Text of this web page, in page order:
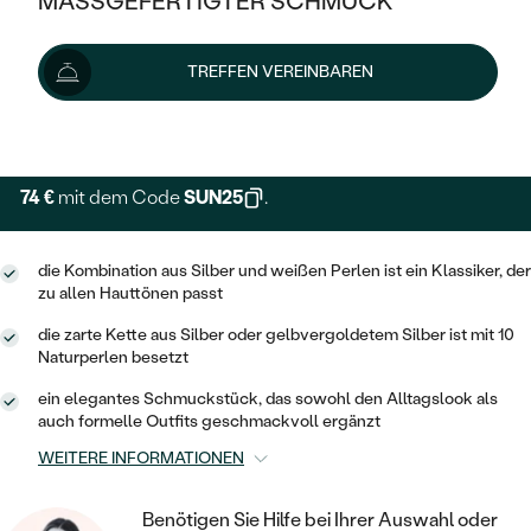
KLASSISCH
MEMOIRE
AUSSERGEWÖHNLICHE
GEHÄMMERTE
MIT MEHREREN DIAMANTEN
HALO
VINTAGE
IM SET
AUSSERGEWÖHNLICH
GESTALTE EINEN RING
WÄHLE EINEN RING
DIAMANTEN ZUM EINFASSEN
AUSVERKAUF
WENN SCHMUCK HILFT
NACH TYP
OHRRINGE
RINGE
ANHÄNGER / KETTEN
ARMBÄNDER
SCHMUCKSET
HERRENSCHMUCK
PLATIN
OHRSTECKER
CREOLEN
SOLITÄR
GOLD
SILBER
NACH STYL
SOLITÄR
ZUR GEBURT EINES KINDES
PERSONALISIERT
MIT STERNZEICHEN
MINIMALISTISCH
AUSVERKAUF
GOLD
SILBER
PLATIN
NACH STYL
MEMOIRE
TREFFEN VEREINBAREN
99 €
Schmuck ist auf Lager. Wir liefern ihn innerhalb von 24
Stunden.
74 € mit dem CodeSUN25 .
die Kombination aus Silber und weißen Perlen ist ein Klassiker, der
zu allen Hauttönen passt
die zarte Kette aus Silber oder gelbvergoldetem Silber ist mit 10
Naturperlen besetzt
ein elegantes Schmuckstück, das sowohl den Alltagslook als
auch formelle Outfits geschmackvoll ergänzt
WEITERE INFORMATIONEN
Benötigen Sie Hilfe bei Ihrer Auswahl oder